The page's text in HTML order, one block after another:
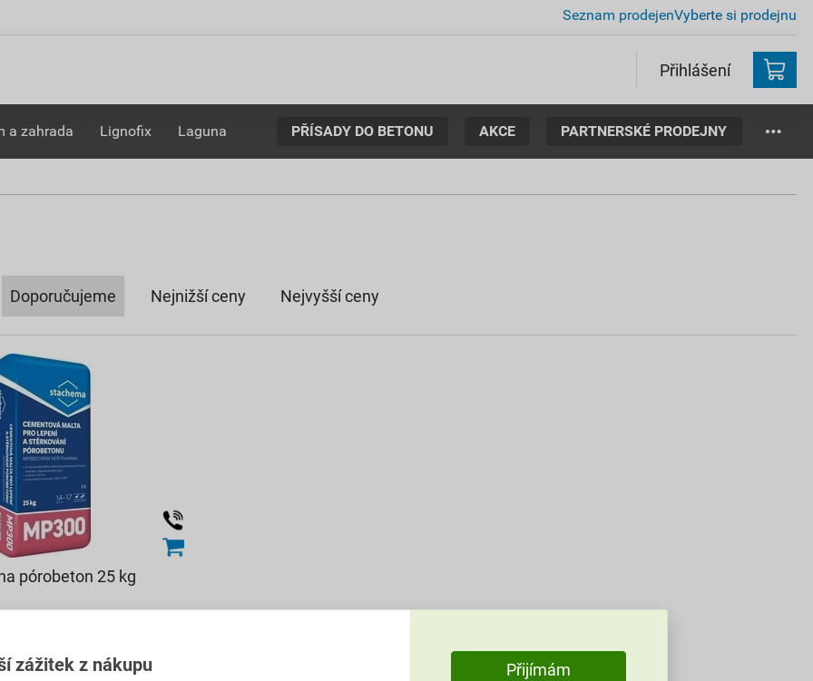
Seznam prodejenVyberte si prodejnu
Přihlášení
a zahrada Lignofix Laguna PŘÍSADY DO BETONU AKCE PARTNERSKÉ PRODEJNY
Doporučujeme Nejnižší ceny Nejvyšší ceny
pórobeton 25 kg
zážitek z nákupu Přijímám